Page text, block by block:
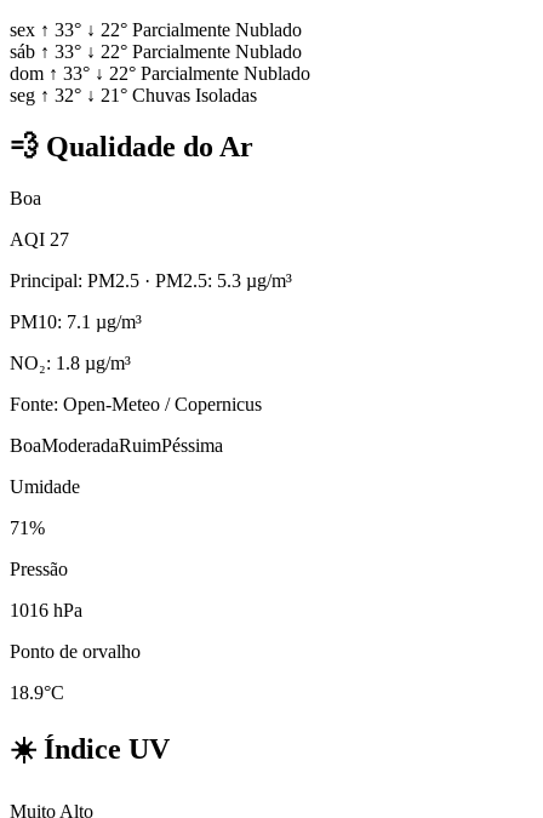
sex ↑ 33° ↓ 22° Parcialmente Nublado
sáb ↑ 33° ↓ 22° Parcialmente Nublado
dom ↑ 33° ↓ 22° Parcialmente Nublado
seg ↑ 32° ↓ 21° Chuvas Isoladas
💨 Qualidade do Ar
Boa
AQI 27
Principal: PM2.5 · PM2.5: 5.3 µg/m³
PM10: 7.1 µg/m³
NO₂: 1.8 µg/m³
Fonte: Open-Meteo / Copernicus
BoaModeradaRuimPéssima
Umidade
71%
Pressão
1016 hPa
Ponto de orvalho
18.9°C
☀️ Índice UV
Muito Alto